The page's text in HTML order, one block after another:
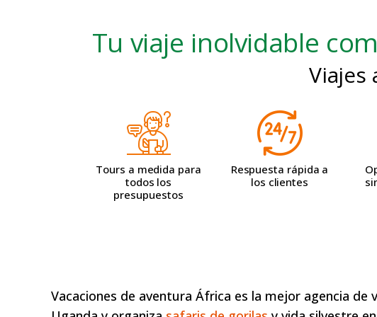
Tu viaje inolvidable
Viajes
Tours a medida para
todos los
presupuestos
Respuesta rápida a
los clientes
Vacaciones de aventura África es la mejor agencia de